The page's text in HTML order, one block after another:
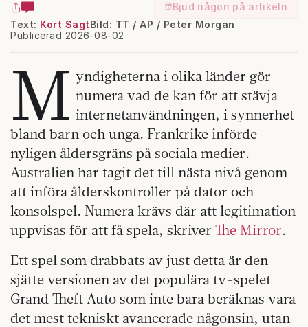
Bjud någon på artikeln
Text: Kort Sagt
Publicerad 2026-08-02
Bild: TT / AP / Peter Morgan
M yndigheterna i olika länder gör
numera vad de kan för att stävja
internetanvändningen, i synnerhet
bland barn och unga. Frankrike införde
nyligen åldersgräns på sociala medier.
Australien har tagit det till nästa nivå genom
att införa ålderskontroller på dator och
konsolspel. Numera krävs där att legitimation
uppvisas för att få spela, skriver The Mirror.
Ett spel som drabbats av just detta är den
sjätte versionen av det populära tv-spelet
Grand Theft Auto som inte bara beräknas vara
det mest tekniskt avancerade någonsin, utan